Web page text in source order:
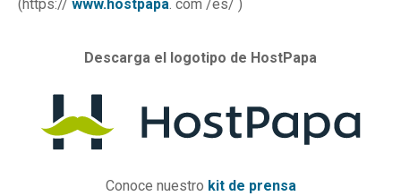
(https:// www.hostpapa. com /es/ )
Descarga el logotipo de HostPapa
Conoce nuestro kit de prensa